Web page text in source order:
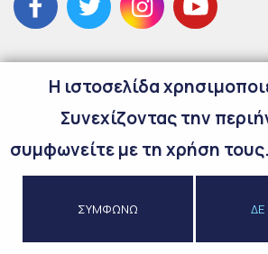
H ιστοσελίδα
Συνεχίζοντας την
συμφωνείτε με τη χρήση τους.
ΣΥΜΦΩΝΩ